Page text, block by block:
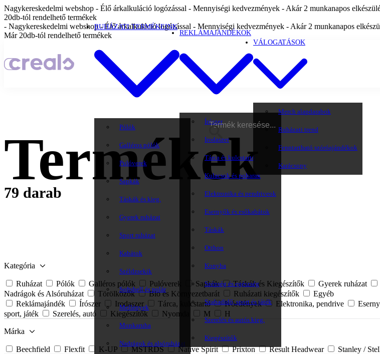
Nagykereskedelmi webshop - Élő árkalkuláció logózással - Mennyiségi kedvezmények - Akár 2 munkanapos
20db-tól rendelhető termékek
- Nagykereskedelmi webshop - Élő árkalkuláció logózással - Mennyiségi kedvezmények - Akár 2 munkanapos
Már 20db-tól rendelhető termékek
RUHÁZATI TERMÉKEINK
Pólók
Galléros pólók
Pulóverek
Sapkák
Táskák és kieg.
Gyerek ruházat
Sport ruházat
Kabátok
Széldzsekik
Softshell és polár
Mellények
Munkaruha
Nadrágok és alsóruházat
REKLÁMAJÁNDÉKOK
Írószer
Irodaszer
Tárca és kulcstartó
Kulacsok és poharak
Elektronika és pendriveok
Esernyők és esőkabátok
Táskák
Otthon
Konyha
Szépség és egészség
Szabadidő, sport és játék
Szerelés és autós kieg.
Kiegészítők
VÁLOGATÁSOK
Merch alapdarabok
Ruházati trend
Fenntartható szóróajándékok
Karácsony
Termékek
79 darab
Kategória
Ruházat Pólók Galléros pólók Pulóverek Sapkák Táskák és Kiegészítők Gyerek ruházat
Nadrágok és Alsóruházat
Törölközők Bio és Környezetbarát Ruházati kiegészítők
Egyéb
Reklámajándék
Írószer Irodaszer Tárca, kulcstartó Ivóedények Elektronika, pendrive
sport, játék
Szerelés, autó Kiegészítők Nyomda M H
Márka
Beechfield Flexfit K-UP MSTRDS Native Spirit Prixton Result Headwear Stanley /